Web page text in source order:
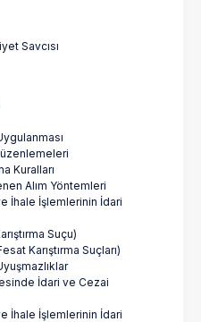
Savcısı
Kuralları
Alım Yöntemleri
İhale İşlemlerinin İdari
Suçu)
Karıştırma Suçları)
İdari ve Cezai
İhale İşlemlerinin İdari